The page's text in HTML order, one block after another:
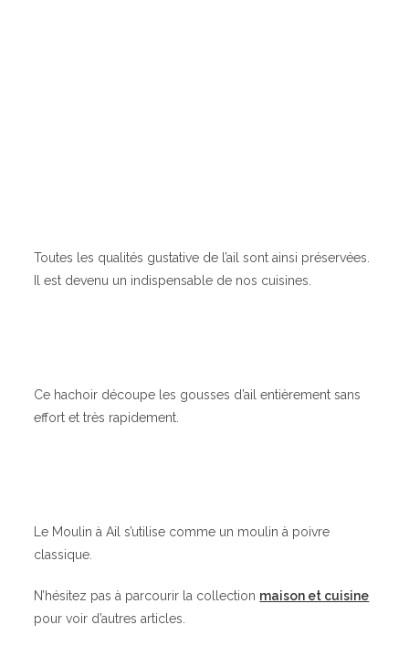
Toutes les qualités gustative de l’ail sont ainsi préservées.
Il est devenu un indispensable de nos cuisines.
Ce hachoir découpe les gousses d’ail entièrement sans
effort et très rapidement.
Le Moulin à Ail s’utilise comme un moulin à poivre
classique.
N’hésitez pas à parcourir la collection maison et cuisine
pour voir d’autres articles.